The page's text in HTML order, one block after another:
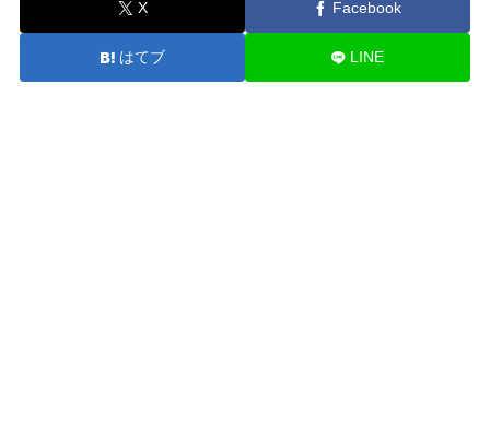
X Facebook
はてブ LINE